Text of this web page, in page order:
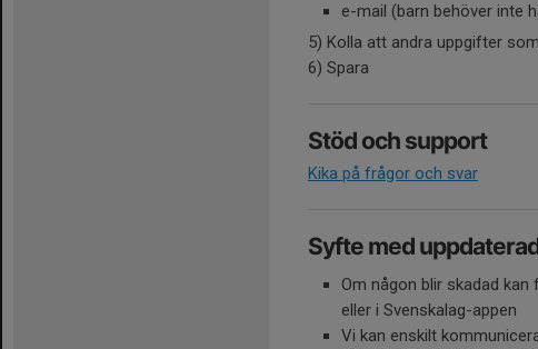
e-mail (barn behöver inte
5) Kolla att andra uppgifter
6) Spara
Stöd och support
Kika på frågor och svar
Syfte med
Om någon blir skadad
eller i Svenskalag-appen
Vi kan enskilt